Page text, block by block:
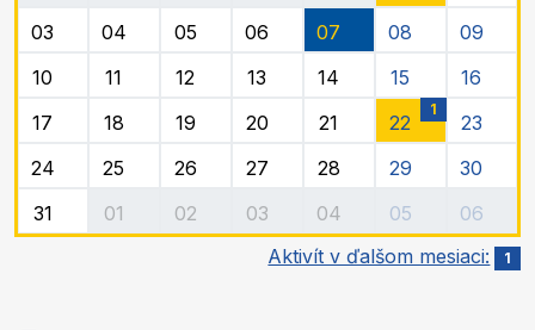
03
04 05 06 07 08
09
10
11 12 13 14 15
16
17
18 19 20 21 22
1
23
24
25 26 27 28 29
30
31
01 02 03 04 05
06
Aktivít v ďalšom mesiaci:
1